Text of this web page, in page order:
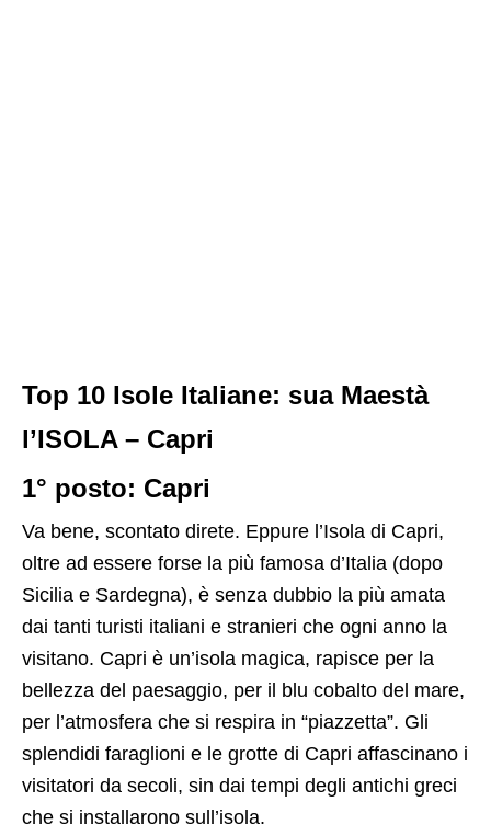
Top 10 Isole Italiane: sua Maestà
l’ISOLA – Capri
1° posto: Capri
Va bene, scontato direte. Eppure l’Isola di Capri,
oltre ad essere forse la più famosa d’Italia (dopo
Sicilia e Sardegna), è senza dubbio la più amata
dai tanti turisti italiani e stranieri che ogni anno la
visitano. Capri è un’isola magica, rapisce per la
bellezza del paesaggio, per il blu cobalto del mare,
per l’atmosfera che si respira in “piazzetta”. Gli
splendidi faraglioni e le grotte di Capri affascinano i
visitatori da secoli, sin dai tempi degli antichi greci
che si installarono sull’isola.